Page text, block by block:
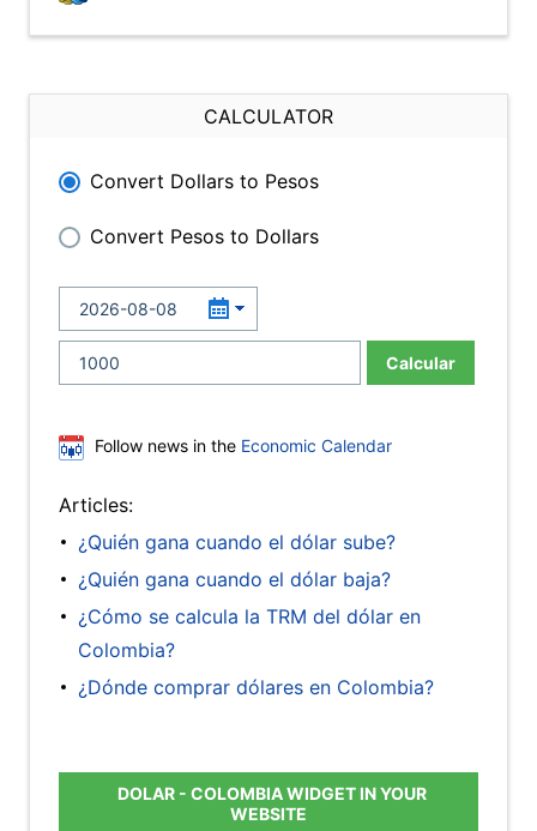
CALCULATOR
Convert Dollars to Pesos
Convert Pesos to Dollars
Calcular
Follow news in the Economic Calendar
Articles:
¿Quién gana cuando el dólar sube?
¿Quién gana cuando el dólar baja?
¿Cómo se calcula la TRM del dólar en
Colombia?
¿Dónde comprar dólares en Colombia?
DOLAR - COLOMBIA WIDGET IN YOUR
WEBSITE